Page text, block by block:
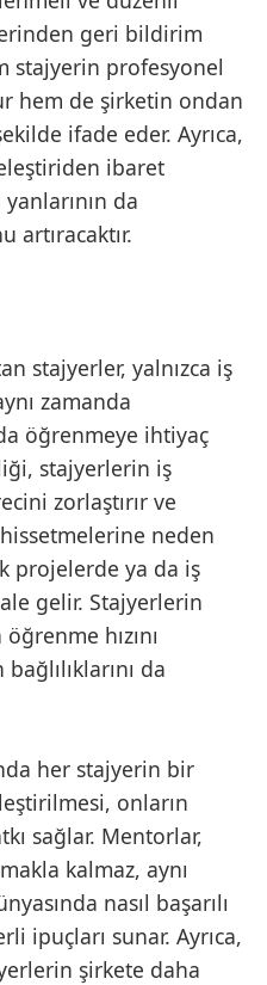
geri bildirim
stajyerin profesyonel
hem de şirketin ondan
ifade eder. Ayrıca,
ibaret
da
artıracaktır.
stajyerler, yalnızca iş
zamanda
öğrenmeye ihtiyaç
stajyerlerin iş
zorlaştırır ve
neden
projelerde ya da iş
gelir. Stajyerlerin
hızını
da
her stajyerin bir
onların
sağlar. Mentorlar,
kalmaz, aynı
nasıl başarılı
ipuçları sunar. Ayrıca,
şirkete daha